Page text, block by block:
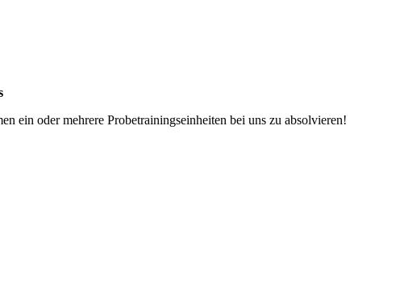
ein oder mehrere Probetrainingseinheiten bei uns zu absolvieren!